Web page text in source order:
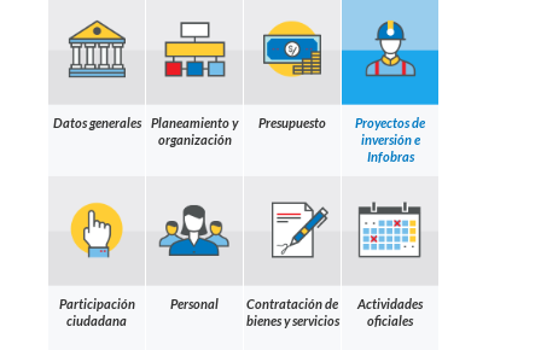
Datos generales
Planeamiento y
organización
Presupuesto
Proyectos de
inversión e
Infobras
Participación
ciudadana
Personal
Contratación de
bienes y servicios
Actividades
oficiales